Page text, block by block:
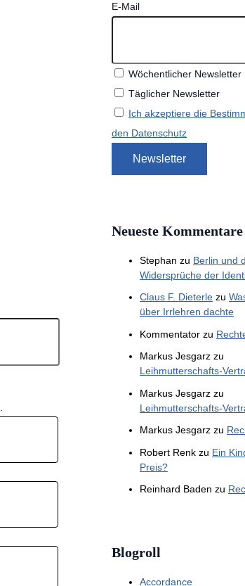
E-Mail
Wöchentlicher Newsletter
Täglicher Newsletter
Ich akzeptiere die
den Datenschutz
Neueste Kommentare
Stephan zu Berlin und
Widersprüche der
Claus F. Dieterle zu
über Irrlehren dachte
Kommentator zu
Markus Jesgarz zu
Leihmutterschafts-
Markus Jesgarz zu
Leihmutterschafts-
Markus Jesgarz zu
Robert Renk zu Ein
Preis?
Reinhard Baden zu
Blogroll
Accordance